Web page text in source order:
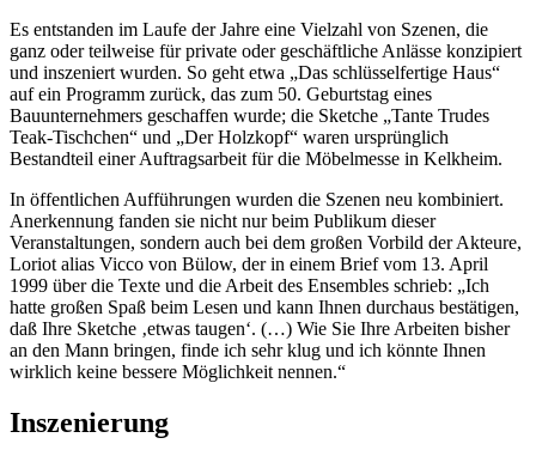
Es entstanden im Laufe der Jahre eine Vielzahl von Szenen, die
ganz oder teilweise für private oder geschäftliche Anlässe konzipiert
und inszeniert wurden. So geht etwa „Das schlüsselfertige Haus“
auf ein Programm zurück, das zum 50. Geburtstag eines
Bauunternehmers geschaffen wurde; die Sketche „Tante Trudes
Teak-Tischchen“ und „Der Holzkopf“ waren ursprünglich
Bestandteil einer Auftragsarbeit für die Möbelmesse in Kelkheim.
In öffentlichen Aufführungen wurden die Szenen neu kombiniert.
Anerkennung fanden sie nicht nur beim Publikum dieser
Veranstaltungen, sondern auch bei dem großen Vorbild der Akteure,
Loriot alias Vicco von Bülow, der in einem Brief vom 13. April
1999 über die Texte und die Arbeit des Ensembles schrieb: „Ich
hatte großen Spaß beim Lesen und kann Ihnen durchaus bestätigen,
daß Ihre Sketche ‚etwas taugen‘. (…) Wie Sie Ihre Arbeiten bisher
an den Mann bringen, finde ich sehr klug und ich könnte Ihnen
wirklich keine bessere Möglichkeit nennen.“
Inszenierung